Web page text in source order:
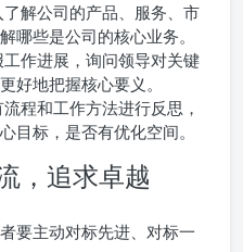
了解公司的产品、服务、市
哪些是公司的核心业务。
工作进展，询问领导对关键
好地把握核心要义。
程和工作方法进行反思，
目标，是否有优化空间。
，追求卓越
要主动对标先进、对标一